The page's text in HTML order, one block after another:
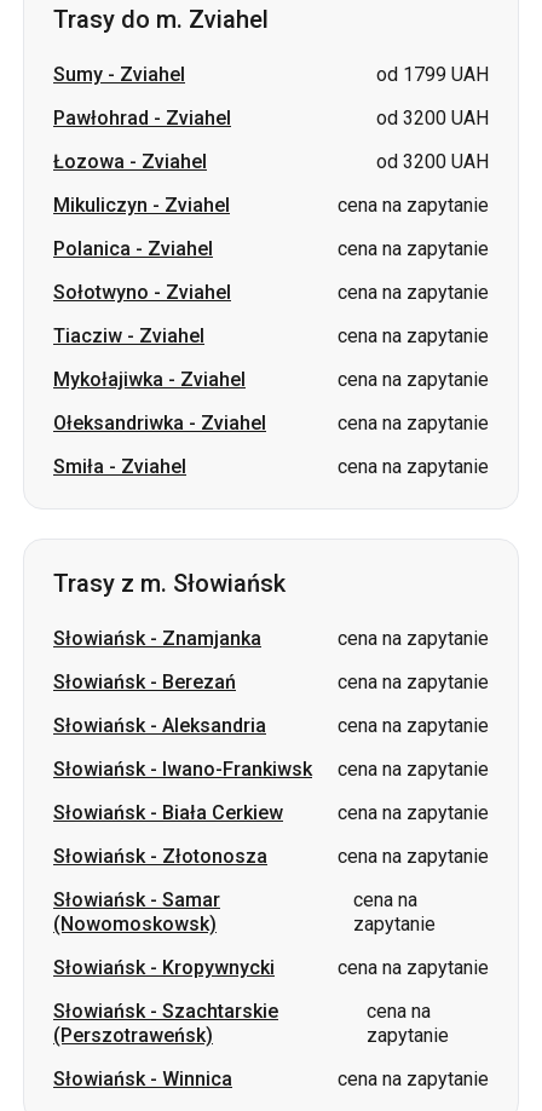
Łozowa-Zviahel
Mikuliczyn-Zviahel
cena na zapytanie
Polanica-Zviahel
cena na zapytanie
Sołotwyno-Zviahel
cena na zapytanie
Tiacziw-Zviahel
cena na zapytanie
Mykołajiwka-Zviahel
cena na zapytanie
Ołeksandriwka-Zviahel
cena na zapytanie
Smiła-Zviahel cena na zapytanie
Trasy z m. Słowiańsk
Słowiańsk-Znamjanka
cena na zapytanie
Słowiańsk-Aleksandria
Słowiańsk-Iwano-Frankiwsk
cena na zapytanie
Słowiańsk-Biała Cerkiew
cena na zapytanie
Słowiańsk-Złotonosza
cena na zapytanie
Słowiańsk-Samar
cena na
(Perszotraweńsk)
zapytanie
Trasy do m. Słowiańsk